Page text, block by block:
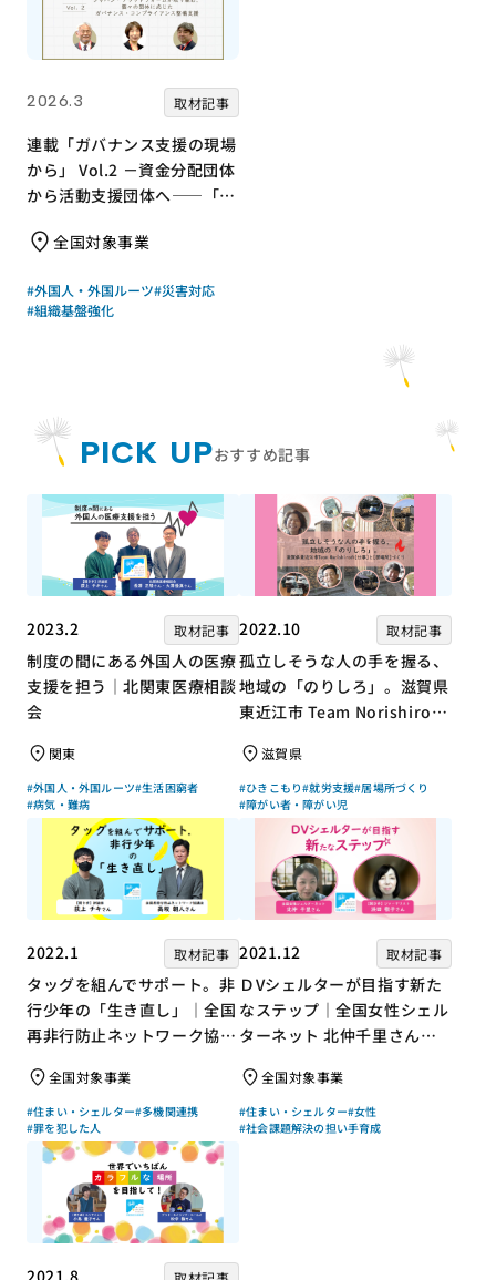
PICK UPおすすめ記事
2023.2 取材記事
制度の間にある外国人の医療
支援を担う｜北関東医療相談
会
関東
#外国人・外国ルーツ#生活困窮者
#病気・難病
2022.10 取材記事
孤立しそうな人の手を握る、
地域の「のりしろ」。滋賀県
東近江市 Team Norishiroの
滋賀県
#ひきこもり#就労支援#居場所づくり
#障がい者・障がい児
2022.1 取材記事
タッグを組んでサポート。非
行少年の「生き直し」｜全国
再非行防止ネットワーク協議
上チキさん【聞き手】
全国対象事業
#住まい・シェルター#多機関連携
#罪を犯した人
2021.12 取材記事
ＤVシェルターが目指す新た
なステップ｜全国女性シェル
ターネット 北仲千里さん×
ん【聞き手】
全国対象事業
#住まい・シェルター#女性
#社会課題解決の担い手育成
2026.3 取材記事
連載「ガバナンス支援の現場
から」 Vol.2 －資金分配団体
から活動支援団体へ――「知
む、ジャパン・プラットフォ
援－
全国対象事業
#外国人・外国ルーツ#災害対応
#組織基盤強化